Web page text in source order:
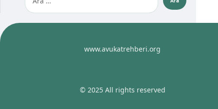
www.avukatrehberi.org
© 2025 All rights reserved